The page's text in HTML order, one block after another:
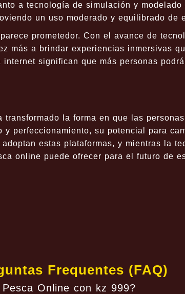
a tecnología de simulación y
un uso moderado y equilibrado de
prometedor. Con el avance de
más a brindar experiencias inmersivas
significan que más personas
la forma en que las
perfeccionamiento, su potencial para
estas plataformas, y mientras la
online puede ofrecer para el futuro de
Frequentes (FAQ)
Online con kz 999?